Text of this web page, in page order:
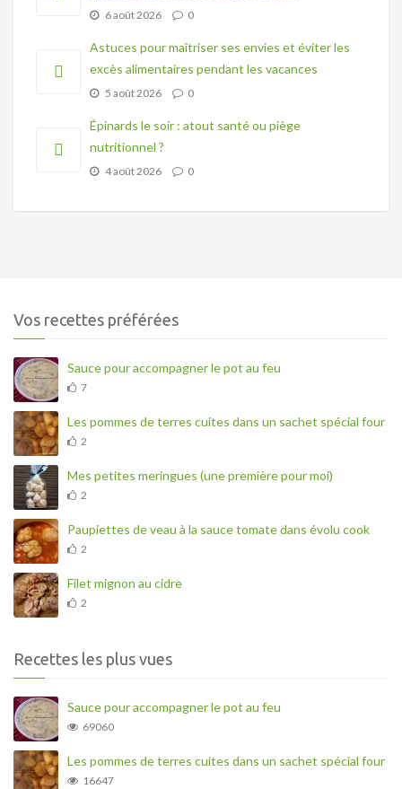
6 août 2026 0
Astuces pour maîtriser ses envies et éviter les
excès alimentaires pendant les vacances
5 août 2026 0
Épinards le soir : atout santé ou piège
nutritionnel ?
4 août 2026 0
Vos recettes préférées
Sauce pour accompagner le pot au feu
7
Les pommes de terres cuites dans un sachet spécial four
2
Mes petites meringues (une première pour moi)
2
Paupiettes de veau à la sauce tomate dans évolu cook
2
Filet mignon au cidre
2
Recettes les plus vues
Sauce pour accompagner le pot au feu
69060
Les pommes de terres cuites dans un sachet spécial four
16647